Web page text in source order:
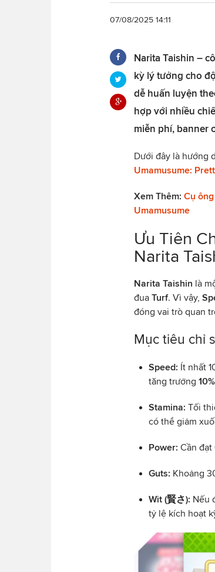
07/08/2025 14:11
Narita Taishin –
kỳ lý tưởng cho
dễ huấn luyện
hợp với nhiều
miễn phí, banner
Dưới đây là hướng
Umamusume:
Xem Thêm: Cụ
Umamusume
Ưu Tiên
Narita
Narita Taishin là
đua Turf. Vì vậy,
đóng vai trò quan
Mục tiêu chỉ
Speed: Ít nhất
tăng trưởng 10%
Stamina: Tối
có thể giảm
Power: Cần
Guts: Khoảng
Wit (賢さ): Nếu
tỷ lệ kích hoạt